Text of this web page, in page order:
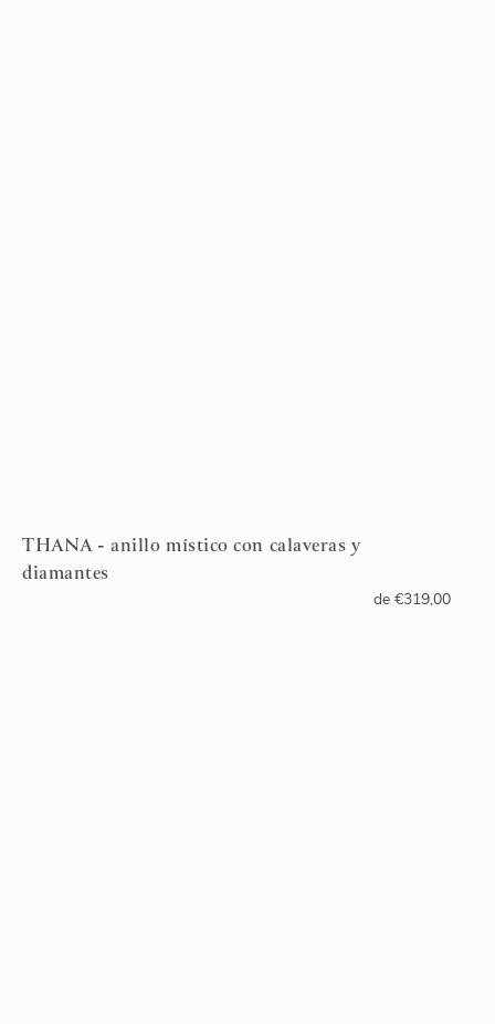
THANA - anillo místico con calaveras y
diamantes
de €319,00